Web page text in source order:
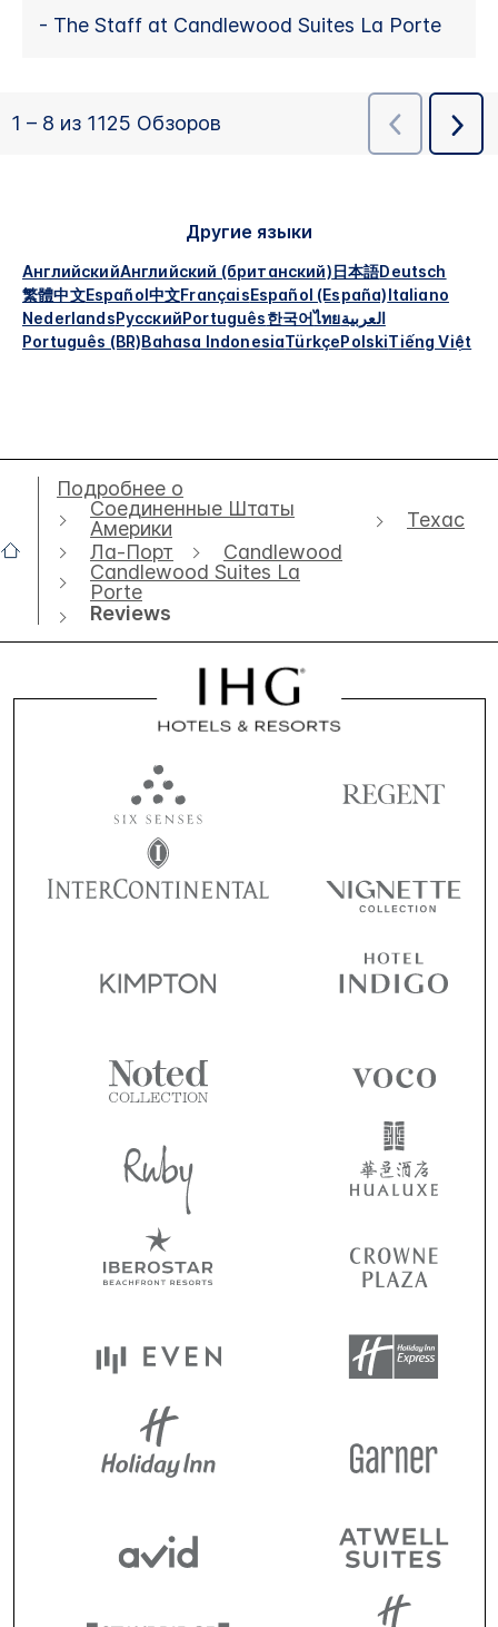
Другие языки
АнглийскийАнглийский (британский)日本語Deutsch
繁體中文Español中文FrançaisEspañol (España)Italiano
NederlandsРусскийPortuguês한국어ไทยالعربية
Português (BR)Bahasa IndonesiaTürkçePolskiTiếng Việt
Подробнее о
Соединенные Штаты
Америки
Техас
Ла-Порт
Candlewood
Candlewood Suites La
Porte
Reviews